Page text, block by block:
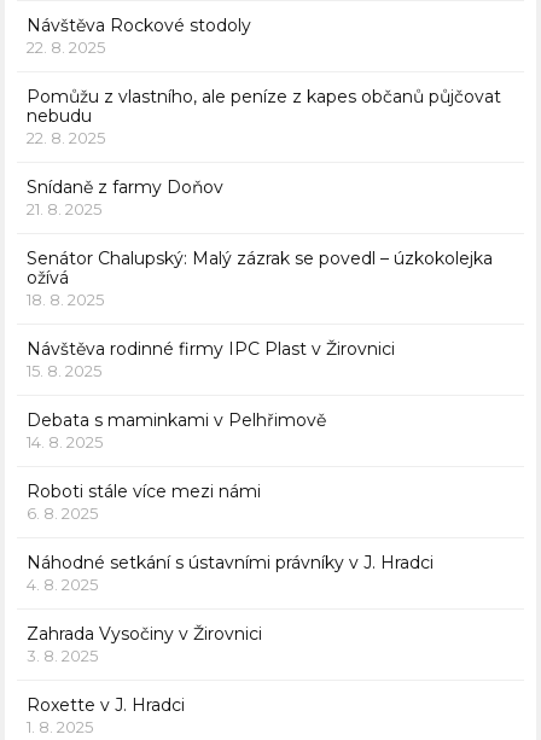
Návštěva Rockové stodoly
22. 8. 2025
Pomůžu z vlastního, ale peníze z kapes občanů půjčovat
nebudu
22. 8. 2025
Snídaně z farmy Doňov
21. 8. 2025
Senátor Chalupský: Malý zázrak se povedl – úzkokolejka
ožívá
18. 8. 2025
Návštěva rodinné firmy IPC Plast v Žirovnici
15. 8. 2025
Debata s maminkami v Pelhřimově
14. 8. 2025
Roboti stále více mezi námi
6. 8. 2025
Náhodné setkání s ústavními právníky v J. Hradci
4. 8. 2025
Zahrada Vysočiny v Žirovnici
3. 8. 2025
Roxette v J. Hradci
1. 8. 2025